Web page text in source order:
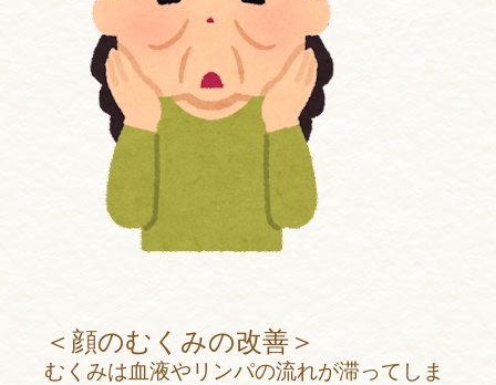
＜顔のむくみの改善＞
むくみは血液やリンパの流れが滞ってしま